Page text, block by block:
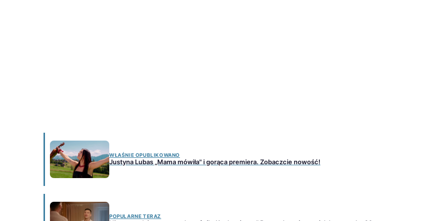
WŁAŚNIE OPUBLIKOWANO
Justyna Lubas „Mama mówiła" i gorąca premiera. Zobaczcie nowość!
POPULARNE TERAZ